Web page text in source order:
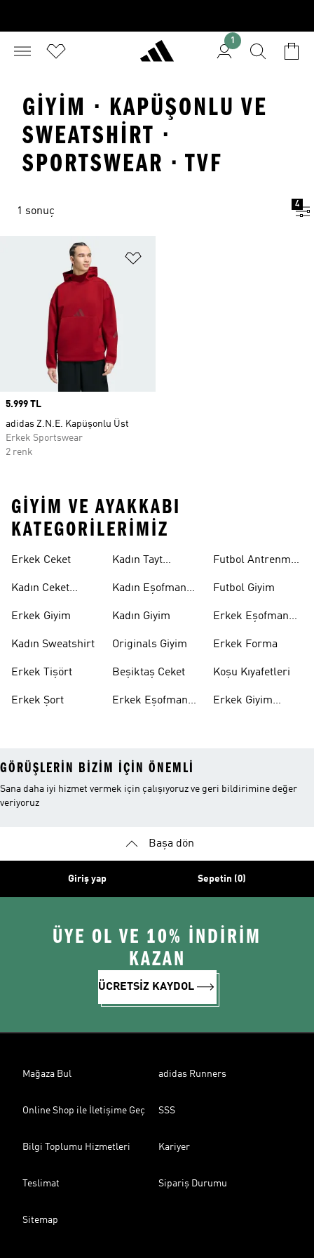
1
GIYIM · KAPÜŞONLU VE
SWEATSHIRT ·
SPORTSWEAR · TVF
1 sonuç
4
Price
5.999 TL
adidas Z.N.E. Kapüşonlu Üst
Erkek Sportswear
2 renk
GIYIM VE AYAKKABI
KATEGORILERIMIZ
Erkek Ceket
Kadın Ceket
Erkek Giyim
Kadın Sweatshirt
Erkek Tişört
Erkek Şort
Kadın Tayt
Kadın Eşofman
Kadın Giyim
Originals Giyim
Beşiktaş Ceket
Erkek Eşofman
Futbol Antrenman
Futbol Giyim
Erkek Eşofman
Erkek Forma
Koşu Kıyafetleri
Erkek Giyim
GÖRÜŞLERIN BIZIM IÇIN ÖNEMLI
Sana daha iyi hizmet vermek için çalışıyoruz ve geri bildirimine değer
veriyoruz
Başa dön
Giriş yap Sepetin (0)
ÜYE OL VE 10% İNDİRİM
KAZAN
ÜCRETSİZ KAYDOL
Mağaza Bul adidas Runners
Online Shop ile İletişime Geç SSS
Bilgi Toplumu Hizmetleri Kariyer
Teslimat Sipariş Durumu
Sitemap